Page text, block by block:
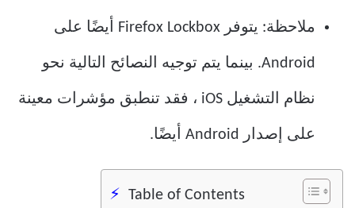
ملاحظة: يتوفر Firefox Lockbox أيضًا على
Android. بينما يتم توجيه النصائح التالية نحو
نظام التشغيل iOS ، فقد تنطبق مؤشرات معينة
على إصدار Android أيضًا.
Table of Contents